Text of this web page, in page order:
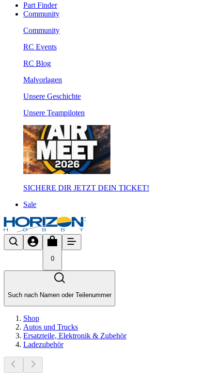
Part Finder
Community
Community
RC Events
RC Blog
Malvorlagen
Unsere Geschichte
Unsere Teampiloten
SICHERE DIR JETZT DEIN TICKET!
Sale
0
Such nach Namen oder Teilenummer
Shop
Autos und Trucks
Ersatzteile, Elektronik & Zubehör
Ladezubehör